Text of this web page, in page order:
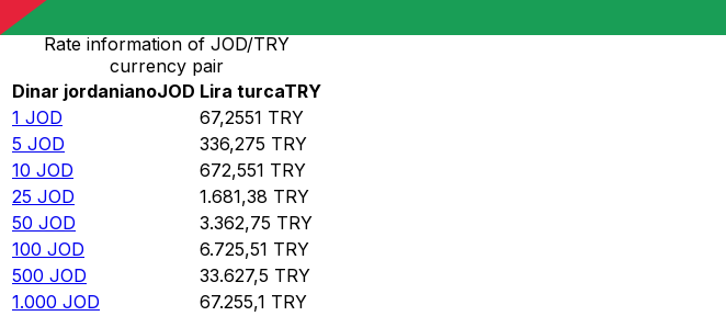
Rate information of JOD/TRY
currency pair
Dinar jordanianoJOD Lira turcaTRY
1 JOD 67,2551 TRY
5 JOD 336,275 TRY
10 JOD 672,551 TRY
25 JOD 1.681,38 TRY
50 JOD 3.362,75 TRY
100 JOD 6.725,51 TRY
500 JOD 33.627,5 TRY
1.000 JOD 67.255,1 TRY